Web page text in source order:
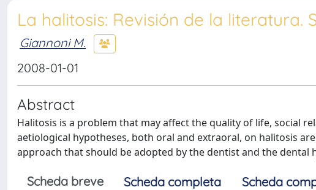
La halitosis: Revisión de la literatura.
Giannoni M.
2008-01-01
Abstract
Halitosis is a problem that may affect the quality of life, social
aetiological hypotheses, both oral and extraoral, on halitosis
approach that should be adopted by the dentist and the dental
Scheda breve Scheda completa Scheda